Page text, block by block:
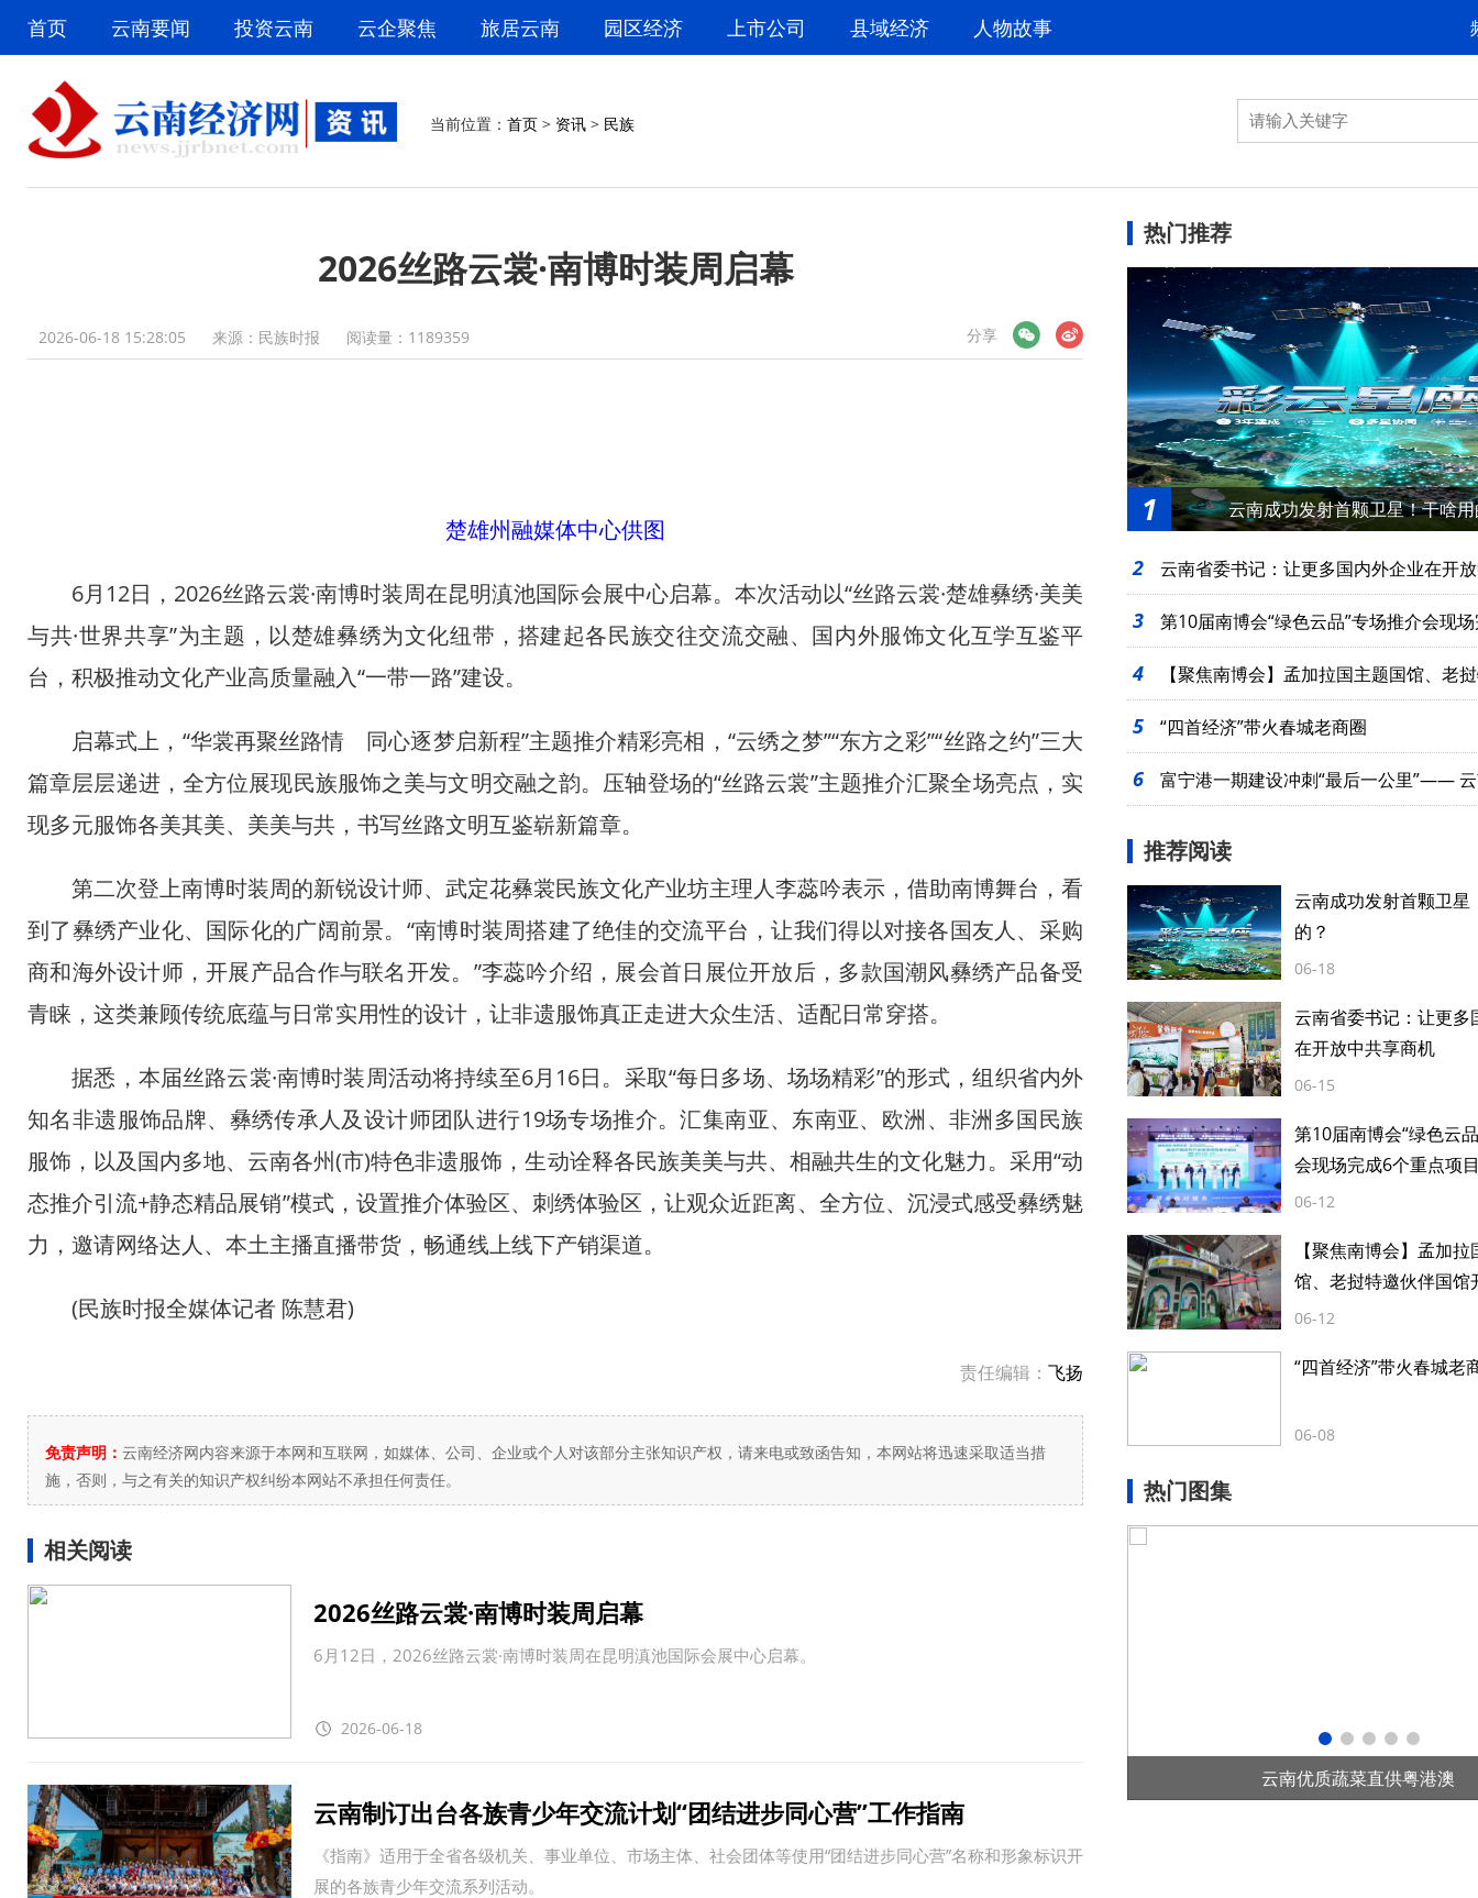
首页 云南要闻 投资云南 云企聚焦 旅居云南 园区经济 上市公司 县域经济 人物故事
当前位置： 首页 > 资讯 > 民族
2026丝路云裳·南博时装周启幕
2026-06-18 15:28:05 来源：民族时报 阅读量： 1189359 分享
微博
楚雄州融媒体中心供图
6月12日，2026丝路云裳·南博时装周在昆明滇池国际会展中心启幕。本次活动以“丝路云裳·楚雄彝绣·美美
与共·世界共享”为主题，以楚雄彝绣为文化纽带，搭建起各民族交往交流交融、国内外服饰文化互学互鉴平
台，积极推动文化产业高质量融入“一带一路”建设。
启幕式上，“华裳再聚丝路情 同心逐梦启新程”主题推介精彩亮相，“云绣之梦”“东方之彩”“丝路之约”三大
篇章层层递进，全方位展现民族服饰之美与文明交融之韵。压轴登场的“丝路云裳”主题推介汇聚全场亮点，实
现多元服饰各美其美、美美与共，书写丝路文明互鉴崭新篇章。
第二次登上南博时装周的新锐设计师、武定花彝裳民族文化产业坊主理人李蕊吟表示，借助南博舞台，看
到了彝绣产业化、国际化的广阔前景。“南博时装周搭建了绝佳的交流平台，让我们得以对接各国友人、采购
商和海外设计师，开展产品合作与联名开发。”李蕊吟介绍，展会首日展位开放后，多款国潮风彝绣产品备受
青睐，这类兼顾传统底蕴与日常实用性的设计，让非遗服饰真正走进大众生活、适配日常穿搭。
据悉，本届丝路云裳·南博时装周活动将持续至6月16日。采取“每日多场、场场精彩”的形式，组织省内外
知名非遗服饰品牌、彝绣传承人及设计师团队进行19场专场推介。汇集南亚、东南亚、欧洲、非洲多国民族
服饰，以及国内多地、云南各州(市)特色非遗服饰，生动诠释各民族美美与共、相融共生的文化魅力。采用“动
态推介引流+静态精品展销”模式，设置推介体验区、刺绣体验区，让观众近距离、全方位、沉浸式感受彝绣魅
力，邀请网络达人、本土主播直播带货，畅通线上线下产销渠道。
(民族时报全媒体记者 陈慧君)
责任编辑： 飞扬
免责声明： 云南经济网内容来源于本网和互联网，如媒体、公司、企业或个人对该部分主张知识产权，请来电或致函告知，本网站将迅速采取适当措
施，否则，与之有关的知识产权纠纷本网站不承担任何责任。
相关阅读
2026丝路云裳·南博时装周启幕
6月12日，2026丝路云裳·南博时装周在昆明滇池国际会展中心启幕。
2026-06-18
云南制订出台各族青少年交流计划“团结进步同心营”工作指南
《指南》适用于全省各级机关、事业单位、市场主体、社会团体等使用“团结进步同心营”名称和形象标识开
展的各族青少年交流系列活动。
热门推荐
云南成功发射首颗卫星！干啥
1
2 云南省委书记：让更多国内外企业在开
3 第10届南博会“绿色云品”专场推介会现
点项目签约
4 【聚焦南博会】孟加拉国主题国馆、老
馆开馆
5 “四首经济”带火春城老商圈
6 富宁港一期建设冲刺“最后一公里”——
推荐阅读
云南成功发射首颗卫星
的？
06-18
云南省委书记：让更多
在开放中共享商机
06-15
第10届南博会“绿色云
会现场完成6个重点项
06-12
【聚焦南博会】孟加
馆、老挝特邀伙伴国馆
06-12
“四首经济”带火春城老
06-08
热门图集
云南优质蔬菜直供粤港澳